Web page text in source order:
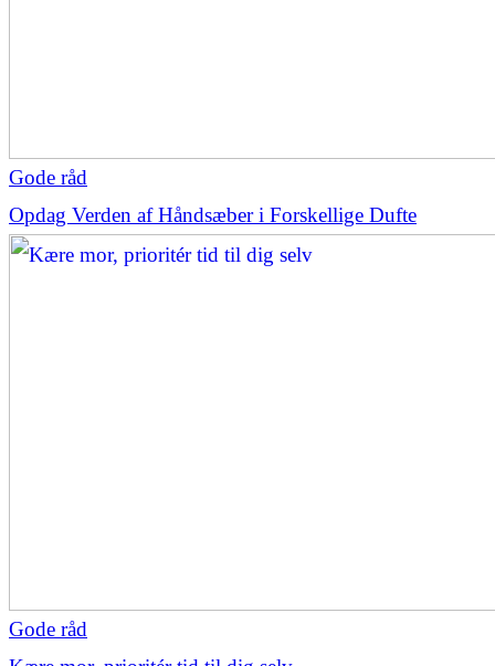
Gode råd
Opdag Verden af Håndsæber i Forskellige Dufte
Gode råd